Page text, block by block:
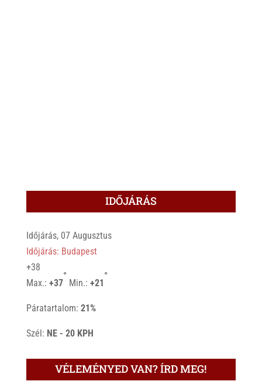
IDŐJÁRÁS
Időjárás, 07 Augusztus
Időjárás: Budapest
+38
Max.: +37
°
Min.: +21
°
Páratartalom: 21%
Szél: NE - 20 KPH
VÉLEMÉNYED VAN? ÍRD MEG!